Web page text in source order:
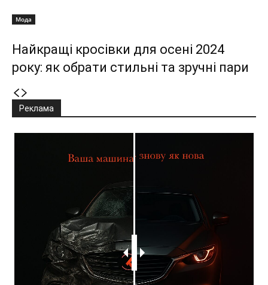
Мода
Найкращі кросівки для осені 2024
року: як обрати стильні та зручні пари
Реклама